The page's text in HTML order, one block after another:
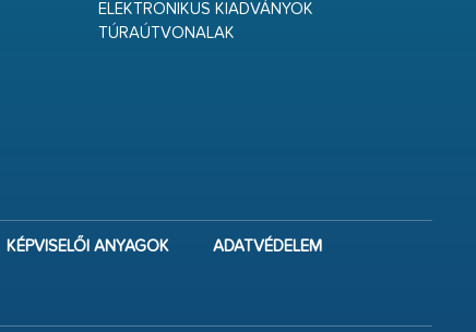
ELEKTRONIKUS KIADVÁNYOK
TÚRAÚTVONALAK
KÉPVISELŐI ANYAGOK ADATVÉDELEM